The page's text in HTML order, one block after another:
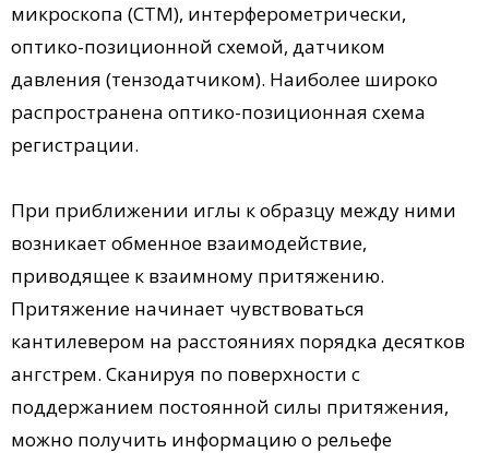
микроскопа (СТМ), интерферометрически,
оптико-позиционной схемой, датчиком
давления (тензодатчиком). Наиболее широко
распространена оптико-позиционная схема
регистрации.
При приближении иглы к образцу между ними
возникает обменное взаимодействие,
приводящее к взаимному притяжению.
Притяжение начинает чувствоваться
кантилевером на расстояниях порядка десятков
ангстрем. Сканируя по поверхности с
поддержанием постоянной силы притяжения,
можно получить информацию о рельефе